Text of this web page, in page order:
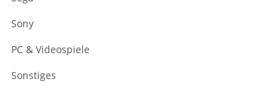
Sony
PC & Videospiele
Sonstiges